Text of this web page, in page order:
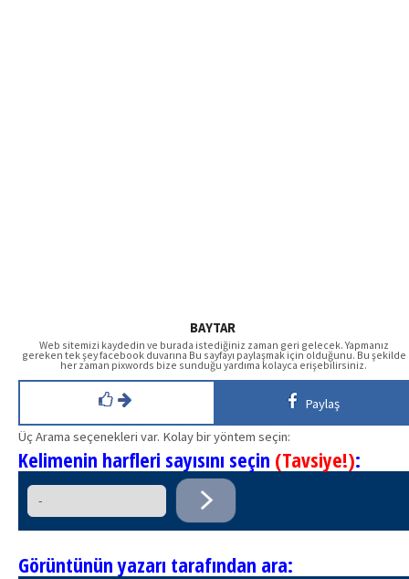
BAYTAR
Web sitemizi kaydedin ve burada istediğiniz zaman geri gelecek. Yapmanız
gereken tek şey facebook duvarına Bu sayfayı paylaşmak için olduğunu. Bu şekilde
her zaman pixwords bize sunduğu yardıma kolayca erişebilirsiniz.
Paylaş
Üç Arama seçenekleri var. Kolay bir yöntem seçin:
Kelimenin harfleri sayısını seçin (Tavsiye!):
Görüntünün yazarı tarafından ara: